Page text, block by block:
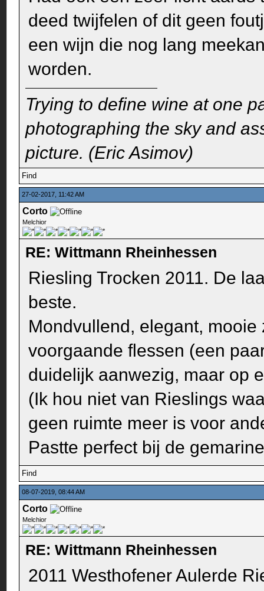
deed twijfelen of dit geen
een wijn die nog lang
worden.
Trying to define wine at one
photographing the sky and
picture. (Eric Asimov)
Find
27-02-2017, 11:42 AM
Corto
Melchior
RE: Wittmann Rheinhessen
Riesling Trocken 2011. De
beste.
Mondvullend, elegant,
voorgaande flessen (een
duidelijk aanwezig, maar op
(Ik hou niet van Rieslings
geen ruimte meer is voor
Pastte perfect bij de
Find
08-07-2019, 08:44 AM
Corto
Melchior
RE: Wittmann Rheinhessen
2011 Westhofener Aulerde